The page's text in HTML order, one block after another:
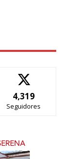
4,319
Seguidores